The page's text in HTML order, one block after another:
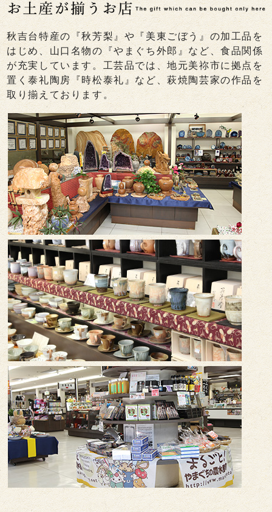
秋吉台特産の『秋芳梨』や『美東ごぼう』の加工品を
はじめ、山口名物の『やまぐち外郎』など、食品関係
が充実しています。工芸品では、地元美祢市に拠点を
置く泰礼陶房『時松泰礼』など、萩焼陶芸家の作品を
取り揃えております。